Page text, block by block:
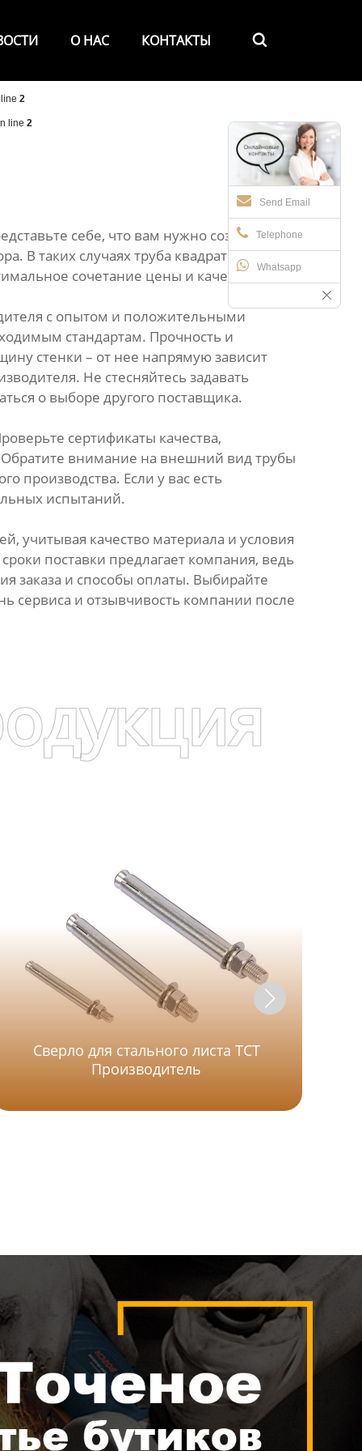
О НАС КОНТАКТЫ 
Send Email
Telephone
Whatsapp
2
line 2
себе, что вам нужно создать
В таких случаях труба квадратного
сочетание цены и качества?
с опытом и положительными
стандартам. Прочность и
стенки – от нее напрямую зависит
Не стесняйтесь задавать
о выборе другого поставщика.
сертификаты качества,
Обратите внимание на внешний вид трубы
производства. Если у вас есть
испытаний.
учитывая качество материала и условия
поставки предлагает компания, ведь
заказа и способы оплаты. Выбирайте
сервиса и отзывчивость компании после
Сверло для стального листа TCT
Производитель